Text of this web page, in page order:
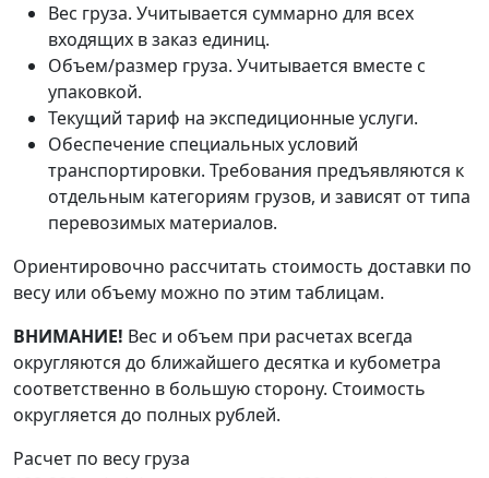
Вес груза. Учитывается суммарно для всех
входящих в заказ единиц.
Объем/размер груза. Учитывается вместе с
упаковкой.
Текущий тариф на экспедиционные услуги.
Обеспечение специальных условий
транспортировки. Требования предъявляются к
отдельным категориям грузов, и зависят от типа
перевозимых материалов.
Ориентировочно рассчитать стоимость доставки по
весу или объему можно по этим таблицам.
ВНИМАНИЕ! Вес и объем при расчетах всегда
округляются до ближайшего десятка и кубометра
соответственно в большую сторону. Стоимость
округляется до полных рублей.
Расчет по весу груза